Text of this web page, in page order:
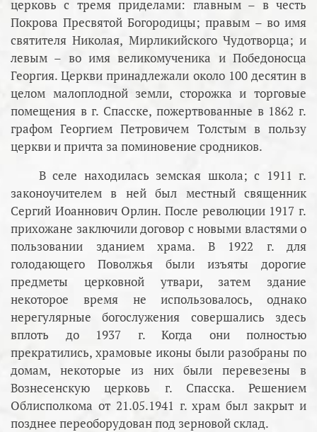
церковь с тремя приделами: главным – в честь
Покрова Пресвятой Богородицы; правым – во имя
святителя Николая, Мирликийского Чудотворца; и
левым – во имя великомученика и Победоносца
Георгия. Церкви принадлежали около 100 десятин в
целом малоплодной земли, сторожка и торговые
помещения в г. Спасске, пожертвованные в 1862 г.
графом Георгием Петровичем Толстым в пользу
церкви и причта за поминовение сродников.
В селе находилась земская школа; с 1911 г.
законоучителем в ней был местный священник
Сергий Иоаннович Орлин. После революции 1917 г.
прихожане заключили договор с новыми властями о
пользовании зданием храма. В 1922 г. для
голодающего Поволжья были изъяты дорогие
предметы церковной утвари, затем здание
некоторое время не использовалось, однако
нерегулярные богослужения совершались здесь
вплоть до 1937 г. Когда они полностью
прекратились, храмовые иконы были разобраны по
домам, некоторые из них были перевезены в
Вознесенскую церковь г. Спасска. Решением
Облисполкома от 21.05.1941 г. храм был закрыт и
позднее переоборудован под зерновой склад.